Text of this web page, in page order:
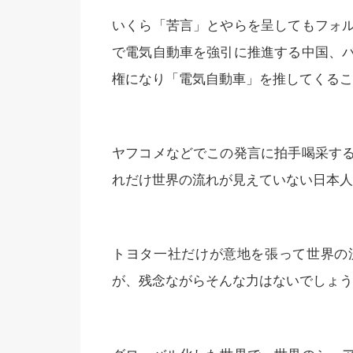
いくら「苦言」とやらを呈してもフォ
で電気自動車を強引に推進する中国、
権になり「電気自動車」を推してくる
ヤフコメなどでこの発言に拍手喝采す
れだけ世界の流れが見えていない日本
トヨタ一社だけが意地を張って世界
が、残念ながらそんな力はないでしょ